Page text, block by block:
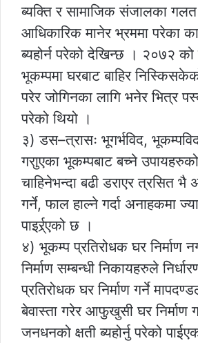
ब्यक्ति र सामाजिक संजालका
आधिकारिक मानेर भ्रममा परेका
ब्यहोर्न परेको देखिन्छ । २०७२ को
भूकम्पमा घरबाट बाहिर
परेर जोगिनका लागि भनेर भित्र
परेको थियो ।
३) डस–त्रासः भूगर्भविद,
गराुएका भूकम्पबाट बच्ने उपायहरुको
चाहिनेभन्दा बढी डराएर त्रसित भै
गर्ने, फाल हाल्ने गर्दा अनाहकमा
पाइर्र्र्एको छ ।
४) भूकम्प प्रतिरोधक घर निर्माण
निर्माण सम्बन्धी निकायहरुले
प्रतिरोधक घर निर्माण गर्ने
बेवास्ता गरेर आफुखुसी घर निर्माण
जनधनको क्षती ब्यहोर्नु परेको